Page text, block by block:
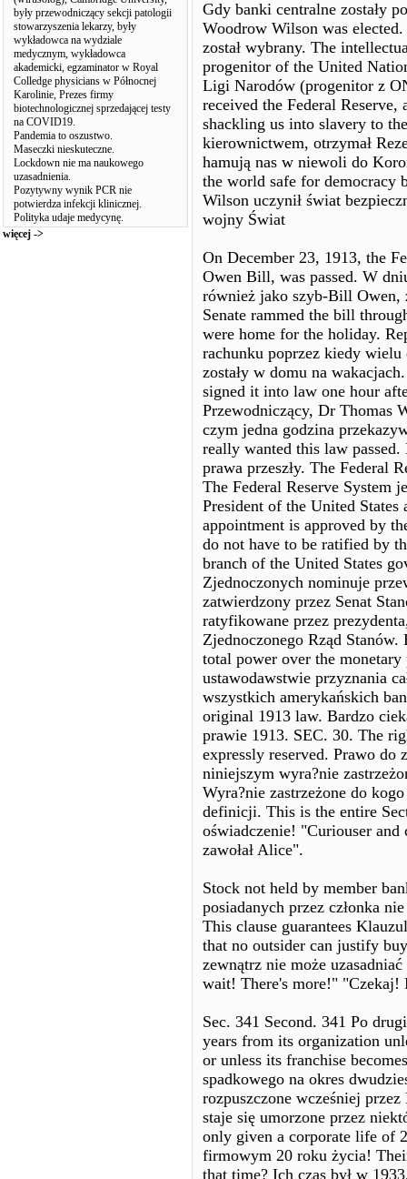
były przewodniczący sekcji patologii
stowarzyszenia lekarzy, były
wykładowca na wydziale
medycznym, wykładowca
akademicki, egzaminator w Royal
Colledge physicians w Północnej
Karolinie, Prezes firmy
biotechnologicznej sprzedającej testy
na COVID19.
Pandemia to oszustwo.
Maseczki nieskuteczne.
Lockdown nie ma naukowego
uzasadnienia.
Pozytywny wynik PCR nie
potwierdza infekcji klinicznej.
Polityka udaje medycynę.
więcej ->
Gdy banki centralne zostały
Woodrow Wilson was
został wybrany. The
progenitor of the United
Ligi Narodów (progenitor z
received the Federal
shackling us into slavery to
kierownictwem, otrzymał
hamują nas w niewoli do
the world safe for democracy
Wilson uczynił świat
wojny Świat
On December 23, 1913, the
Owen Bill, was passed. W
również jako szyb-Bill Owen,
Senate rammed the bill
were home for the holiday.
rachunku poprzez kiedy wielu
zostały w domu na
signed it into law one hour
Przewodniczący, Dr Thomas
czym jedna godzina
really wanted this law
prawa przeszły. The Federal
The Federal Reserve System
President of the United
appointment is approved by
do not have to be ratified by
branch of the United States
Zjednoczonych nominuje
zatwierdzony przez Senat
ratyfikowane przez
Zjednoczonego Rząd
total power over the
ustawodawstwie przyznania
wszystkich amerykańskich
original 1913 law. Bardzo
prawie 1913. SEC. 30. The
expressly reserved. Prawo
niniejszym wyra?nie
Wyra?nie zastrzeżone do
definicji. This is the entire
oświadczenie! "Curiouser
zawołał Alice".
Stock not held by member
posiadanych przez członka
This clause guarantees
that no outsider can justify
zewnątrz nie może
wait! There's more!" "Czekaj!
Sec. 341 Second. 341 Po
years from its organization
or unless its franchise
spadkowego na okres
rozpuszczone wcześniej
staje się umorzone przez
only given a corporate life of
firmowym 20 roku życia!
that time? Ich czas był w